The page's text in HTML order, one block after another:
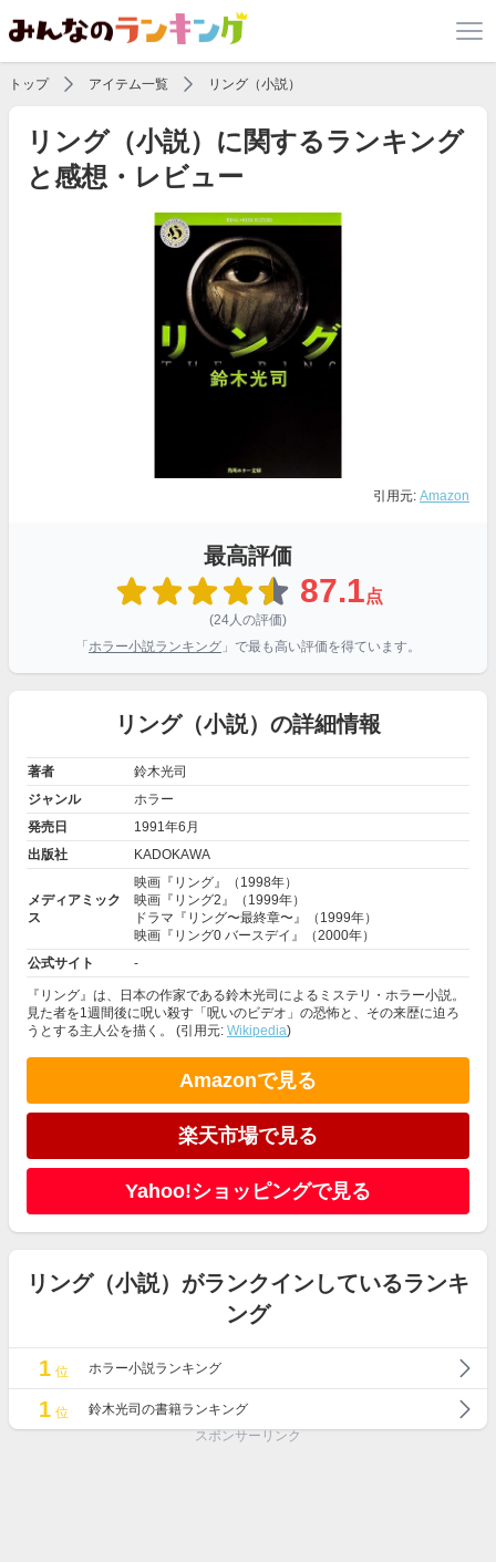
トップ アイテム一覧 リング（小説）
リング（小説）に関するランキング
と感想・レビュー
引用元: Amazon
最高評価
87.1点
(24人の評価)
「 ホラー小説ランキング 」で最も高い評価を得ています。
リング（小説）の詳細情報
著者
鈴木光司
ジャンル
ホラー
発売日
1991年6月
出版社
KADOKAWA
メディアミック
ス
映画『リング』（1998年）
映画『リング2』（1999年）
ドラマ『リング〜最終章〜』（1999年）
映画『リング0 バースデイ』（2000年）
公式サイト
-
『リング』は、日本の作家である鈴木光司によるミステリ・ホラー小説。
見た者を1週間後に呪い殺す「呪いのビデオ」の恐怖と、その来歴に迫ろ
うとする主人公を描く。 (引用元: Wikipedia)
Amazonで見る
楽天市場で見る
Yahoo!ショッピングで見る
リング（小説）がランクインしているランキ
ング
1 位 ホラー小説ランキング
1 位
鈴木光司の書籍ランキング
スポンサーリンク